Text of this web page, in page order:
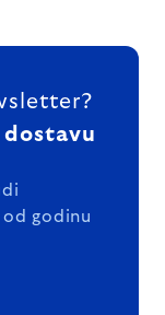
godinu